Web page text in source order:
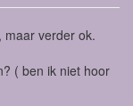
maar verder ok.
( ben ik niet hoor